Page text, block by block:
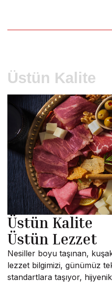
Üstün Kalite
Üstün Kalite
Üstün Lezzet
Nesiller boyu taşınan,
lezzet bilgimizi, günümüz
standartlara taşıyor,